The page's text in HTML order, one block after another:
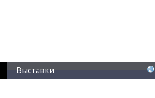
Выставки